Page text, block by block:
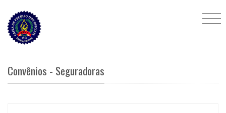
Convênios - Seguradoras